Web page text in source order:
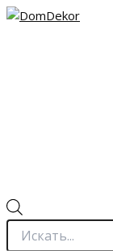
Перейти
Поиск
товаров